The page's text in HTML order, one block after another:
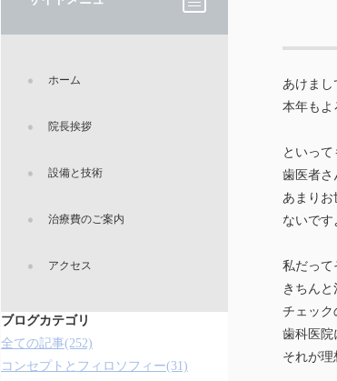
あけまし
本年もよ
といっ
歯医者さ
あまりお
ないです
私だって
きちん
チェック
歯科医院
それが理
ホーム
院長挨拶
設備と技術
治療費のご案内
アクセス
ブログカテゴリ
全ての記事(252)
コンセプトとフィロソフィー(31)